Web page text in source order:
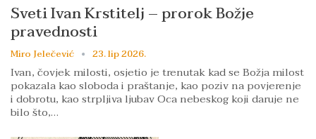
Sveti Ivan Krstitelj – prorok Božje
pravednosti
Miro Jelečević 23. lip 2026.
Ivan, čovjek milosti, osjetio je trenutak kad se Božja milost
pokazala kao sloboda i praštanje, kao poziv na povjerenje
i dobrotu, kao strpljiva ljubav Oca nebeskog koji daruje ne
bilo što,…